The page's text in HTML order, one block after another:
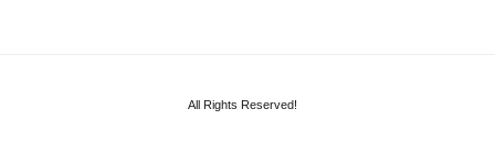
All Rights Reserved!